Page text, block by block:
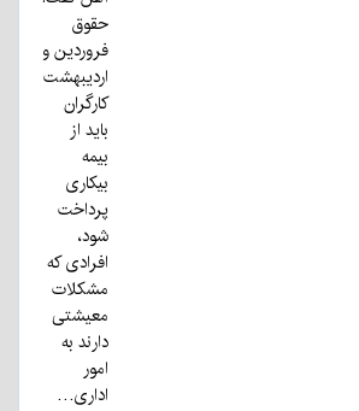
حقوق
فروردین و
اردیبهشت
کارگران
باید از
بیمه
بیکاری
پرداخت
شود،
افرادی که
مشکلات
معیشتی
دارند به
امور
اداری…